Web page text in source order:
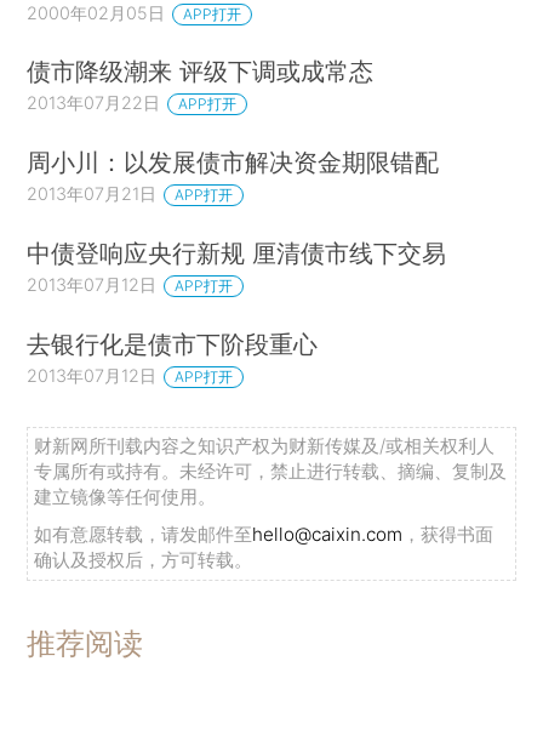
2000年02月05日 APP打开
债市降级潮来 评级下调或成常态
2013年07月22日 APP打开
周小川：以发展债市解决资金期限错配
2013年07月21日 APP打开
中债登响应央行新规 厘清债市线下交易
2013年07月12日 APP打开
去银行化是债市下阶段重心
2013年07月12日 APP打开
财新网所刊载内容之知识产权为财新传媒及/或相关权利人
专属所有或持有。未经许可，禁止进行转载、摘编、复制及
建立镜像等任何使用。
如有意愿转载，请发邮件至hello@caixin.com ，获得书面
确认及授权后，方可转载。
推荐阅读